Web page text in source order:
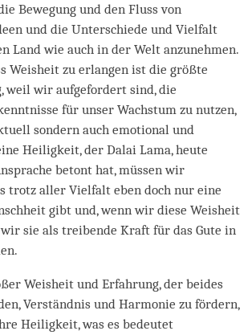
Bewegung und den Fluss von
und die Unterschiede und Vielfalt
Land wie auch in der Welt anzunehmen.
Weisheit zu erlangen ist die größte
weil wir aufgefordert sind, die
für unser Wachstum zu nutzen,
sondern auch emotional und
Heiligkeit, der Dalai Lama, heute
betont hat, müssen wir
trotz aller Vielfalt eben doch nur eine
gibt und, wenn wir diese Weisheit
sie als treibende Kraft für das Gute in
Weisheit und Erfahrung, der beides
Verständnis und Harmonie zu fördern,
Heiligkeit, was es bedeutet